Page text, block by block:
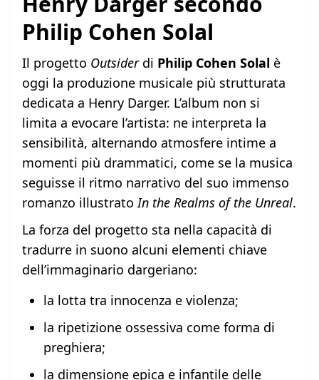
Philip Cohen Solal
Il progetto Outsiderdi Philip Cohen Solalè
oggi la produzione musicale più strutturata
dedicata a Henry Darger. L’album non si
limita a evocare l’artista: ne interpreta la
sensibilità, alternando atmosfere intime a
momenti più drammatici, come se la musica
seguisse il ritmo narrativo del suo immenso
romanzo illustratoIn the Realms of the Unreal.
La forza del progetto sta nella capacità di
tradurre in suono alcuni elementi chiave
dell’immaginario dargeriano:
la lotta tra innocenza e violenza;
la ripetizione ossessiva come forma di
preghiera;
la dimensione epica e infantile delle